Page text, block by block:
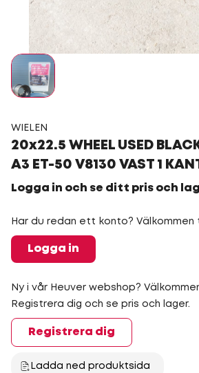
WIELEN
20x22.5 WHEEL USED
A3 ET-50 V8130 VAST 1
Logga in och se ditt pris och
Har du redan ett konto? Välkommen
Logga in
Ny i vår Heuver webshop?
Registrera dig och se pris och lager.
Registrera dig
Ladda ned produktsida